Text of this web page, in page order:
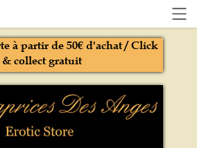
à partir de 50€ d'achat / Click
& collect gratuit